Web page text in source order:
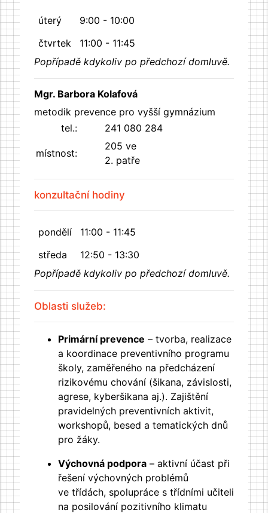
úterý
9:00 - 10:00
čtvrtek
11:00 - 11:45
Popřípadě kdykoliv po předchozí domluvě.
Mgr. Barbora Kolafová
metodik prevence pro vyšší gymnázium
tel.:
241 080 284
místnost:
205 ve
2. patře
konzultační hodiny
pondělí
11:00 - 11:45
středa
12:50 - 13:30
Popřípadě kdykoliv po předchozí domluvě.
Oblasti služeb:
Primární prevence – tvorba, realizace
a koordinace preventivního programu
školy, zaměřeného na předcházení
rizikovému chování (šikana, závislosti,
agrese, kyberšikana aj.). Zajištění
pravidelných preventivních aktivit,
workshopů, besed a tematických dnů
pro žáky.
Výchovná podpora – aktivní účast při
řešení výchovných problémů
ve třídách, spolupráce s třídními učiteli
na posilování pozitivního klimatu